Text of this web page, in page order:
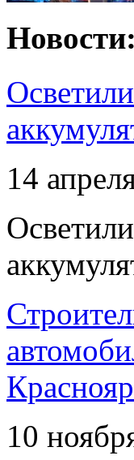
Новости:
14
10